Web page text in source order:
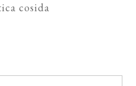
cosida